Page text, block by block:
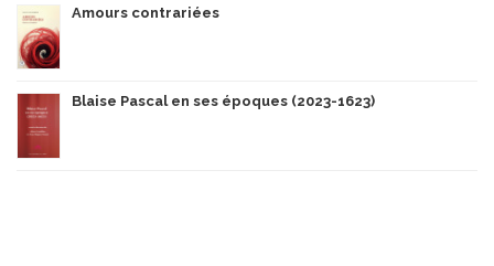
Amours contrariées
Blaise Pascal en ses époques (2023-1623)